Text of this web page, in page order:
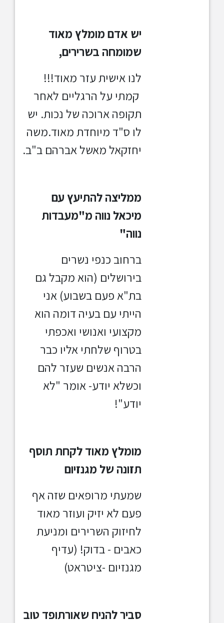
יש אדם מומלץ מאוד
שמומחה בשרירים,
לנו אישית עזר מאוד!!!
קמתי על הרגליים לאחר
תקופה ארוכה של נכות. יש
לו ס"ד מיוחדת מאוד.משה
יחזקאל מאשל אברהם ב"ב.
ממליצה להתיעץ עם
מיכאל נווה מ"מעבדות
נווה"
ברחוב כנפי נשרים
בירושלים (הוא מקבל גם
בת"א פעם בשבוע) אני
הייתי עם בעיה דומה הוא
מקצועי ואנושי ואכפתי
בטרוף שלחתי אליו כבר
הרבה אנשים שעזר להם
וכשלא יודע- אומר "לא
יודע"!
מומלץ מאוד לקחת תוסף
תזונה של מגנזיום
שמעתי מרופאים שזה אף
פעם לא יזיק ועוזר מאוד
לחיזוק השרירים ומניעת
כאבים - בדוק! (עדיף
מגנזיום -ציטראט)
סביר להניח שאורתופד טוב